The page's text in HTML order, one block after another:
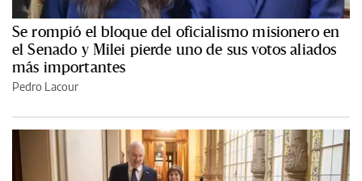
Se rompió el bloque del oficialismo misionero en
el Senado y Milei pierde uno de sus votos aliados
más importantes
Pedro Lacour